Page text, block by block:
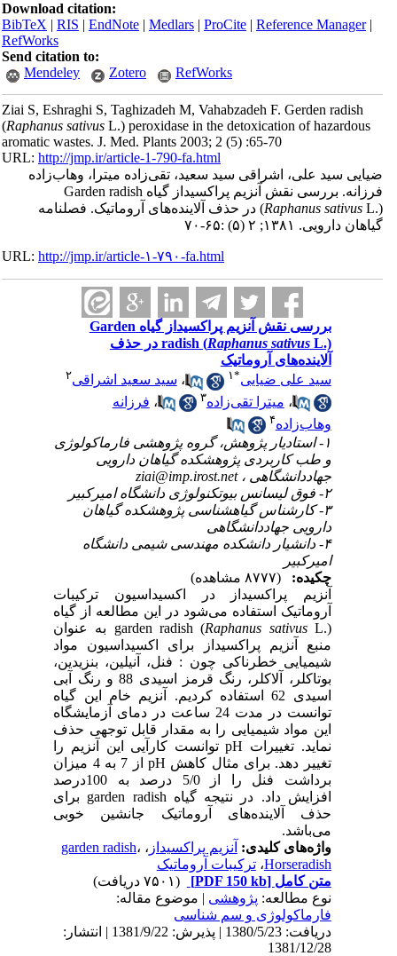
Download citation:
BibTeX|RIS|EndNote|Medlars|ProCite|Reference Manager
RefWorks
Send citation to:
Mendeley
Zotero RefWorks
Ziai S, Eshraghi S, Taghizadeh M, Vahabzadeh F. Gerden radish
(Raphanus sativus L.) peroxidase in the detoxication of hazardous
aromatic wastes. J. Med. Plants 2003; 2 (5) :65-70
URL:http://jmp.ir/article-1-790-fa.html
سید علی، اشراقی سید سعید، تقی‌زاده میترا، وهاب‌زاده
فرزانه. بررسی نقش آنزیم پراکسیداز گیاه Garden radish
(Raphanus sativus L.) در حذف آلاینده‌های آروماتیک. فصلنامه
دارویی. ۱۳۸۱; ۲ (۵) :۶۵-۷۰
URL:http://jmp.ir/article-۱-۷۹۰-fa.html
بررسی نقش آنزیم پراکسیداز گیاه Garden
radish (Raphanus sativus
L.) در حذف
آلاینده‌های آروماتیک
سید علی ضیایی * ،سید سعید اشراقی ۲
،میترا تقی‌زاده ۳ ،فرزانه
وهاب‌زاده ۴
۱- استادیار پژوهش، گروه پژوهشی فارماکولوژی
و طب کاربردی پژوهشکده گیاهان دارویی
جهاددانشگاهی ،ziai@imp.irost.net
۳- کارشناس گیاهشناسی پژوهشکده گیاهان
دارویی جهاددانشگاهی
۴- دانشیار دانشکده مهندسی شیمی دانشگاه
امیرکبیر
چکیده:
(۸۷۷۷ مشاهده)
آنزیم پراکسیداز در اکسیداسیون ترکیبات
آروماتیک استفاده می‌شود در این مطالعه از گیاه
garden radish (Raphanus sativus
L.) به عنوان
منبع آنزیم پراکسیداز برای اکسیداسیون مواد
شیمیایی خطرناکی چون : فنل، آنیلین، بنزیدین،
بوتاکلر، آلاکلر، رنگ قرمز اسیدی 88 و رنگ آبی
اسیدی 62 استفاده کردیم. آنزیم خام این گیاه
توانست در مدت 24 ساعت در دمای آزمایشگاه
این مواد شیمیایی را به مقدار قابل توجهی حذف
نماید. تغییرات pH توانست کارآیی این آنزیم را
تغییر دهد. برای مثال کاهش pH از 7 به 4 میزان
برداشت فنل را از 5/0 درصد به 100درصد
افزایش داد. در نتیجه گیاه garden radish برای
حذف آلاینده‌های آروماتیک جانشین خوبی
می‌باشد.
واژه‌های کلیدی:آنزیم پراکسیداز، garden radish ،
Horseradish،ترکیبات آروماتیک
متن کامل[PDF 150 kb]
(۷۵۰۱ دریافت)
نوع مطالعه:پژوهشی| موضوع مقاله:
فارماكولوژی و سم شناسی
دریافت: 1380/5/23 | پذیرش: 1381/9/22 | انتشار:
1381/12/28